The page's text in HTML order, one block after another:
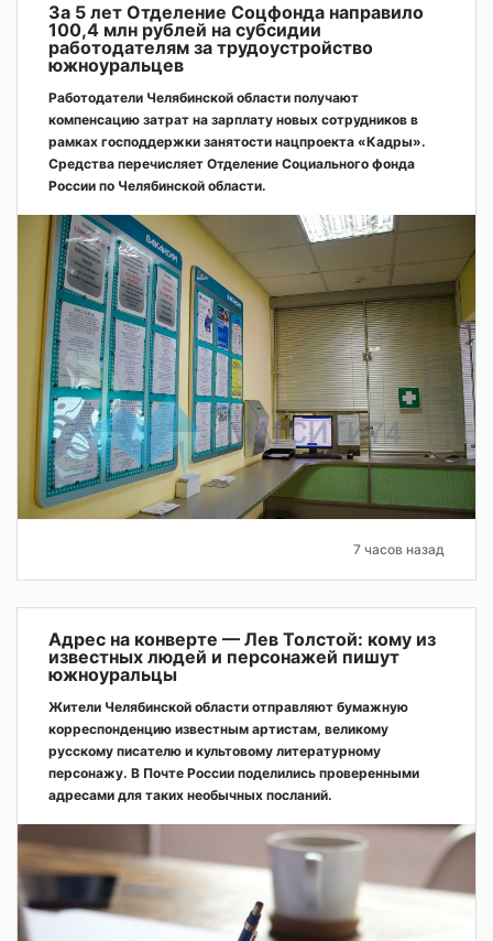
За 5 лет Отделение Соцфонда направило
100,4 млн рублей на субсидии
работодателям за трудоустройство
южноуральцев
Работодатели Челябинской области получают
компенсацию затрат на зарплату новых сотрудников в
рамках господдержки занятости нацпроекта «Кадры».
Средства перечисляет Отделение Социального фонда
России по Челябинской области.
7 часов назад
Адрес на конверте — Лев Толстой: кому из
известных людей и персонажей пишут
южноуральцы
Жители Челябинской области отправляют бумажную
корреспонденцию известным артистам, великому
русскому писателю и культовому литературному
персонажу. В Почте России поделились проверенными
адресами для таких необычных посланий.